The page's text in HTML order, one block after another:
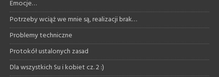
Emocje…
Potrzeby wciąż we mnie są, realizacji brak…
Problemy techniczne
Protokół ustalonych zasad
Dla wszystkich Su i kobiet cz. 2 :)